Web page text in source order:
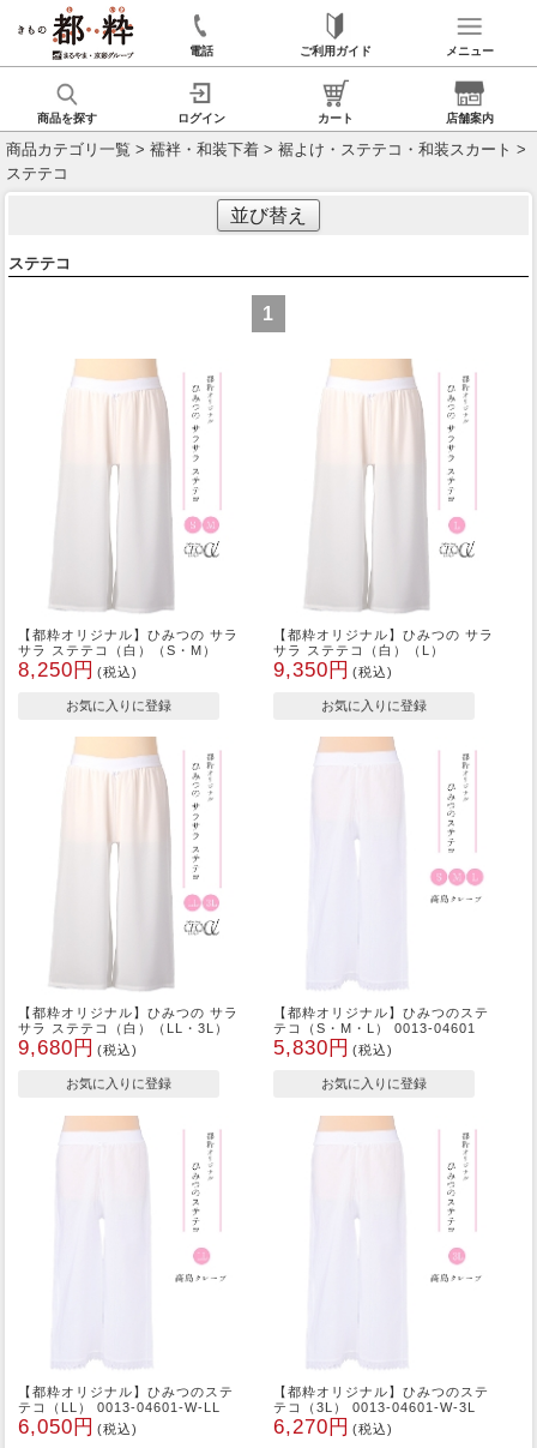
電話 ご利用ガイド メニュー
商品を探す ログイン カート 店舗案内
商品カテゴリ一覧 > 襦袢・和装下着 > 裾よけ・ステテコ・和装スカート >
ステテコ
並び替え
ステテコ
1
【都粋オリジナル】ひみつの サラ
サラ ステテコ（白）（S・M）
8,250円 (税込)
【都粋オリジナル】ひみつの サラ
サラ ステテコ（白）（L）
9,350円 (税込)
【都粋オリジナル】ひみつの サラ
サラ ステテコ（白）（LL・3L）
9,680円 (税込)
【都粋オリジナル】ひみつのステ
テコ（S・M・L） 0013-04601
5,830円 (税込)
【都粋オリジナル】ひみつのステ
テコ（LL） 0013-04601-W-LL
6,050円 (税込)
【都粋オリジナル】ひみつのステ
テコ（3L） 0013-04601-W-3L
6,270円 (税込)